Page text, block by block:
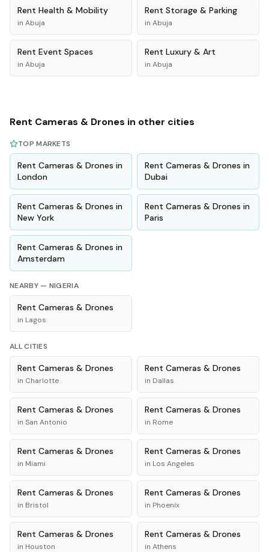
Rent Health & Mobility
in Abuja
Rent Storage & Parking
in Abuja
Rent Event Spaces
in Abuja
Rent Luxury & Art
in Abuja
Rent Cameras & Drones in other cities
TOP MARKETS
Rent Cameras & Drones in
London
Rent Cameras & Drones in
Dubai
Rent Cameras & Drones in
New York
Rent Cameras & Drones in
Paris
Rent Cameras & Drones in
Amsterdam
NEARBY — NIGERIA
Rent Cameras & Drones
in Lagos
ALL CITIES
Rent Cameras & Drones
in Charlotte
Rent Cameras & Drones
in Dallas
Rent Cameras & Drones
in San Antonio
Rent Cameras & Drones
in Rome
Rent Cameras & Drones
in Miami
Rent Cameras & Drones
in Los Angeles
Rent Cameras & Drones
in Bristol
Rent Cameras & Drones
in Phoenix
Rent Cameras & Drones
in Houston
Rent Cameras & Drones
in Athens